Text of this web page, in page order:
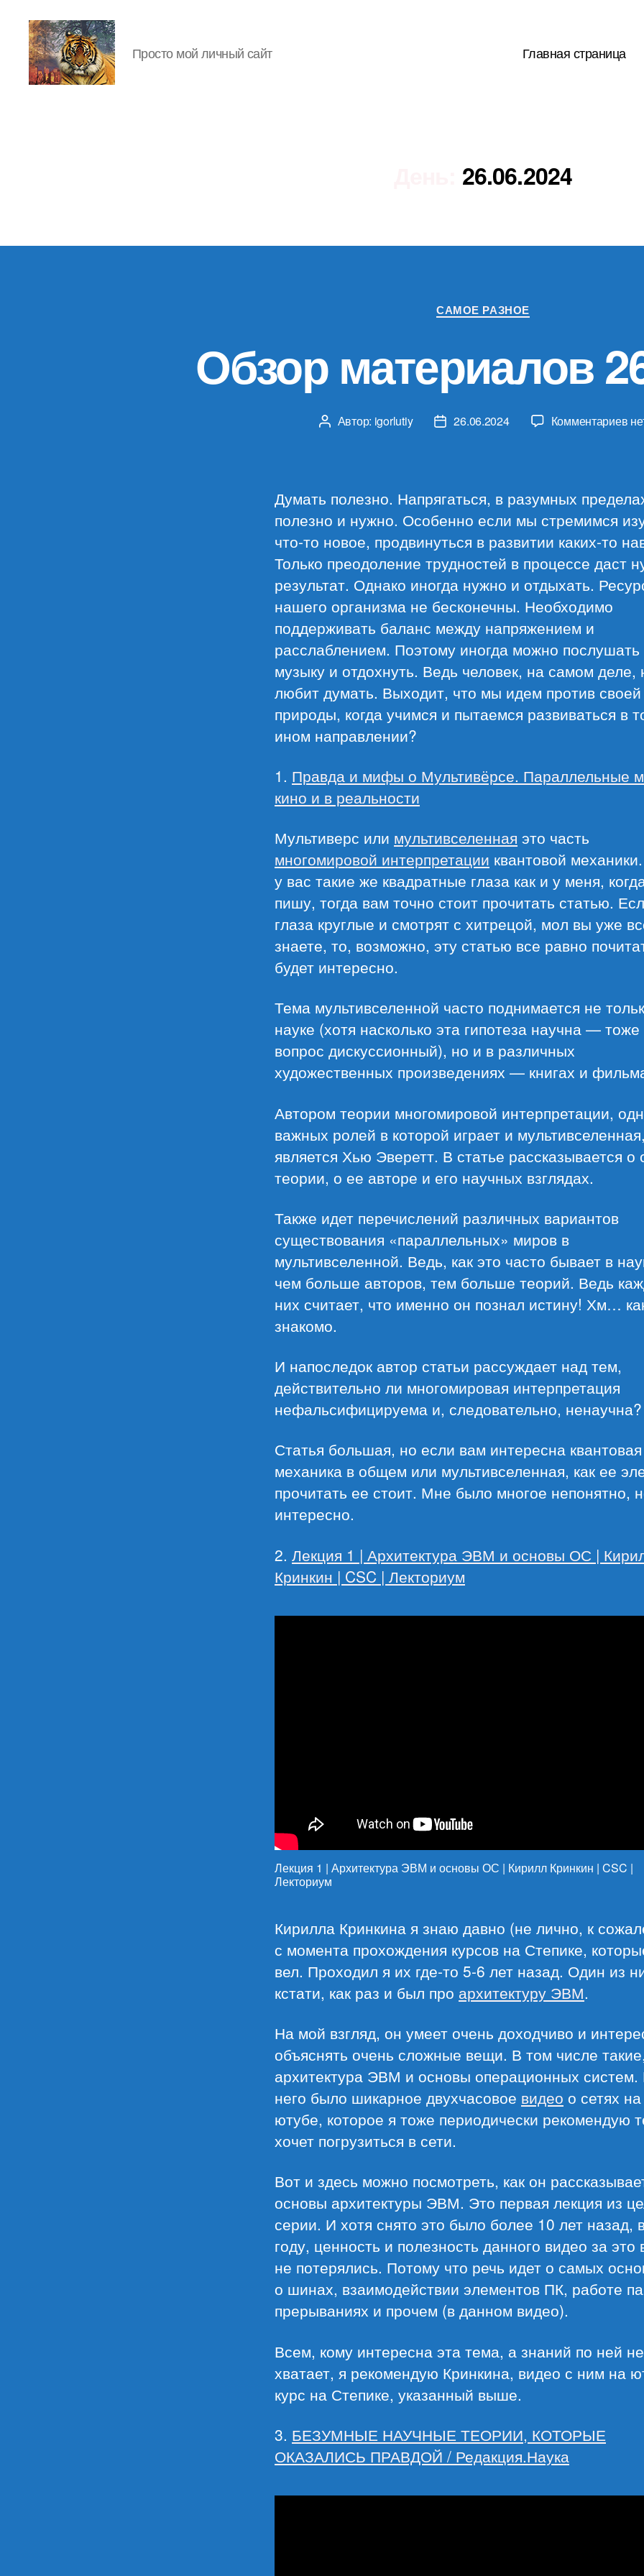
Просто мой личный сайт Главная страница
26.06.2024
Рубрики
САМОЕ РАЗНОЕ
Обзор материалов
Автор
Автор: igorlutiy
Дата26.06.2024 Комментариевк
Думать полезно. Напрягаться, в разумных
полезно и нужно. Особенно если мы стремимся
что-то новое, продвинуться в развитии каких-то
Только преодоление трудностей в процессе даст
результат. Однако иногда нужно и отдыхать.
нашего организма не бесконечны. Необходимо
поддерживать баланс между напряжением и
расслаблением. Поэтому иногда можно послушать
музыку и отдохнуть. Ведь человек, на самом деле,
любит думать. Выходит, что мы идем против своей
природы, когда учимся и пытаемся развиваться в
ином направлении?
1. Правда и мифы о Мультивёрсе. Параллельные
кино и в реальности
Мультиверс или мультивселенная это часть
многомировой интерпретации квантовой
у вас такие же квадратные глаза как и у меня,
пишу, тогда вам точно стоит прочитать статью.
глаза круглые и смотрят с хитрецой, мол вы уже
знаете, то, возможно, эту статью все равно
будет интересно.
Тема мультивселенной часто поднимается не
науке (хотя насколько эта гипотеза научна — тоже
вопрос дискуссионный), но и в различных
художественных произведениях — книгах и
Автором теории многомировой интерпретации,
важных ролей в которой играет и мультивселенная,
является Хью Эверетт. В статье рассказывается о
теории, о ее авторе и его научных взглядах.
Также идет перечислений различных вариантов
существования «параллельных» миров в
мультивселенной. Ведь, как это часто бывает в
чем больше авторов, тем больше теорий. Ведь
них считает, что именно он познал истину! Хм…
знакомо.
И напоследок автор статьи рассуждает над тем,
действительно ли многомировая интерпретация
нефальсифицируема и, следовательно, ненаучна?
Статья большая, но если вам интересна квантовая
механика в общем или мультивселенная, как ее
прочитать ее стоит. Мне было многое непонятно,
интересно.
2. Лекция 1 | Архитектура ЭВМ и основы ОС |
Кринкин | CSC | Лекториум
Лекция 1 | Архитектура ЭВМ и основы ОС | Кирилл Кринкин | CSC |
Лекториум
Кирилла Кринкина я знаю давно (не лично, к
с момента прохождения курсов на Степике,
вел. Проходил я их где-то 5-6 лет назад. Один из
кстати, как раз и был про архитектуру ЭВМ.
На мой взгляд, он умеет очень доходчиво и
объяснять очень сложные вещи. В том числе
архитектура ЭВМ и основы операционных
него было шикарное двухчасовое видео о сетях на
ютубе, которое я тоже периодически рекомендую
хочет погрузиться в сети.
Вот и здесь можно посмотреть, как он
основы архитектуры ЭВМ. Это первая лекция из
серии. И хотя снято это было более 10 лет назад,
году, ценность и полезность данного видео за это
не потерялись. Потому что речь идет о самых
о шинах, взаимодействии элементов ПК, работе
прерываниях и прочем (в данном видео).
Всем, кому интересна эта тема, а знаний по ней не
хватает, я рекомендую Кринкина, видео с ним на
курс на Степике, указанный выше.
3. БЕЗУМНЫЕ НАУЧНЫЕ ТЕОРИИ, КОТОРЫЕ
ОКАЗАЛИСЬ ПРАВДОЙ / Редакция.Наука